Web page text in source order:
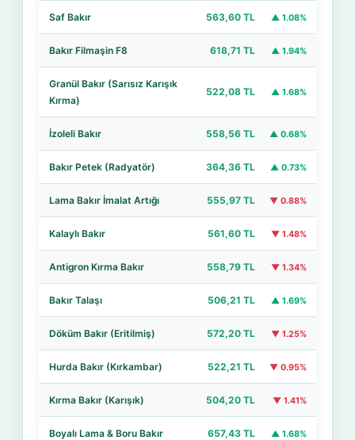
Saf Bakır 563,60 TL ▲ 1.08%
Bakır Filmaşin F8 618,71 TL ▲ 1.94%
Granül Bakır (Sarısız Karışık
Kırma)
522,08 TL ▲ 1.68%
İzoleli Bakır 558,56 TL ▲ 0.68%
Bakır Petek (Radyatör) 364,36 TL ▲ 0.73%
Lama Bakır İmalat Artığı 555,97 TL ▼ 0.88%
Kalaylı Bakır 561,60 TL ▼ 1.48%
Antigron Kırma Bakır 558,79 TL ▼ 1.34%
Bakır Talaşı 506,21 TL ▲ 1.69%
Döküm Bakır (Eritilmiş) 572,20 TL ▼ 1.25%
Hurda Bakır (Kırkambar) 522,21 TL ▼ 0.95%
Kırma Bakır (Karışık) 504,20 TL ▼ 1.41%
Boyalı Lama & Boru Bakır 657,43 TL ▲ 1.68%